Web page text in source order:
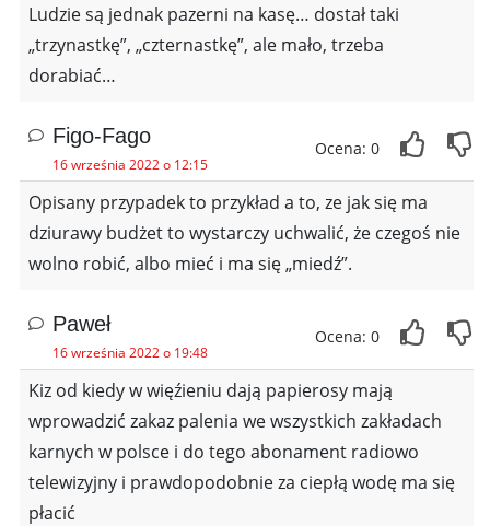
Ludzie są jednak pazerni na kasę… dostał taki
„trzynastkę”, „czternastkę”, ale mało, trzeba
dorabiać…
Figo-Fago
16 września 2022 o 12:15
Ocena: 0
Opisany przypadek to przykład a to, ze jak się ma
dziurawy budżet to wystarczy uchwalić, że czegoś nie
wolno robić, albo mieć i ma się „miedź”.
Paweł
16 września 2022 o 19:48
Ocena: 0
Kiz od kiedy w więźieniu dają papierosy mają
wprowadzić zakaz palenia we wszystkich zakładach
karnych w polsce i do tego abonament radiowo
telewizyjny i prawdopodobnie za ciepłą wodę ma się
płacić